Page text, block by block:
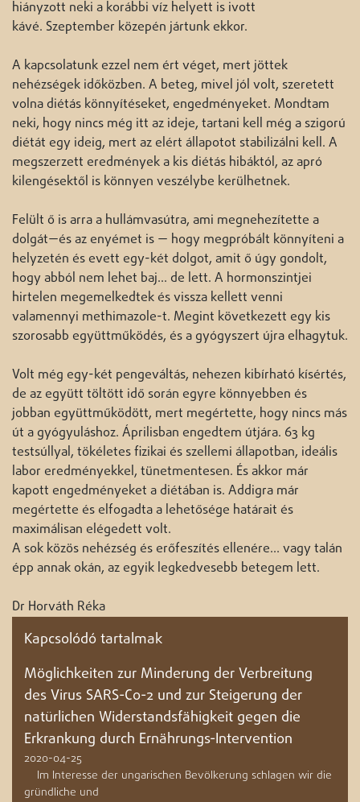
hiányzott neki a korábbi víz helyett is ivott
kávé. Szeptember közepén jártunk ekkor.
A kapcsolatunk ezzel nem ért véget, mert jöttek
nehézségek időközben. A beteg, mivel jól volt, szeretett
volna diétás könnyítéseket, engedményeket. Mondtam
neki, hogy nincs még itt az ideje, tartani kell még a szigorú
diétát egy ideig, mert az elért állapotot stabilizálni kell. A
megszerzett eredmények a kis diétás hibáktól, az apró
kilengésektől is könnyen veszélybe kerülhetnek.
Felült ő is arra a hullámvasútra, ami megnehezítette a
dolgát—és az enyémet is — hogy megpróbált könnyíteni a
helyzetén és evett egy-két dolgot, amit ő úgy gondolt,
hogy abból nem lehet baj... de lett. A hormonszintjei
hirtelen megemelkedtek és vissza kellett venni
valamennyi methimazole-t. Megint következett egy kis
szorosabb együttműködés, és a gyógyszert újra elhagytuk.
Volt még egy-két pengeváltás, nehezen kibírható kísértés,
de az együtt töltött idő során egyre könnyebben és
jobban együttműködött, mert megértette, hogy nincs más
út a gyógyuláshoz. Áprilisban engedtem útjára. 63 kg
testsúllyal, tökéletes fizikai és szellemi állapotban, ideális
labor eredményekkel, tünetmentesen. És akkor már
kapott engedményeket a diétában is. Addigra már
megértette és elfogadta a lehetősége határait és
maximálisan elégedett volt.
A sok közös nehézség és erőfeszítés ellenére… vagy talán
épp annak okán, az egyik legkedvesebb betegem lett.
Dr Horváth Réka
Kapcsolódó tartalmak
Möglichkeiten zur Minderung der Verbreitung
des Virus SARS-Co-2 und zur Steigerung der
natürlichen Widerstandsfähigkeit gegen die
Erkrankung durch Ernährungs-Intervention
2020-04-25
Im Interesse der ungarischen Bevölkerung schlagen wir die
gründliche und